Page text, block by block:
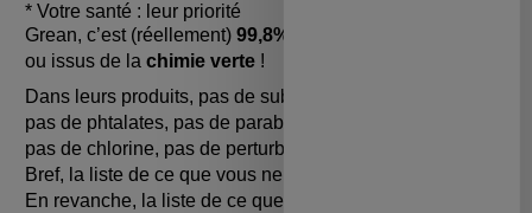
* Votre santé : leur priorité
Grean, c’est (réellement)99,8% d’ingrédients naturels
ou issus de lachimie verte!
Dans leurs produits, pas de substances cancérigènes,
pas de phtalates, pas de parabènes, pas d’ammoniaque,
pas de chlorine, pas de perturbateurs endocriniens…
Bref, la liste de ce que vous ne trouverez pas est longue !
En revanche, la liste de ce que vous trouverez est